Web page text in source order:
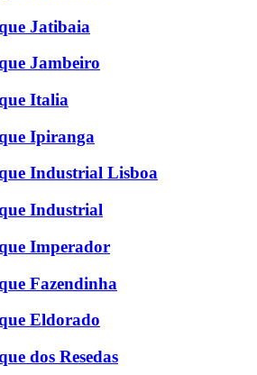
Jatibaia
Jambeiro
Italia
Ipiranga
Industrial Lisboa
Industrial
Imperador
Fazendinha
Eldorado
dos Resedas